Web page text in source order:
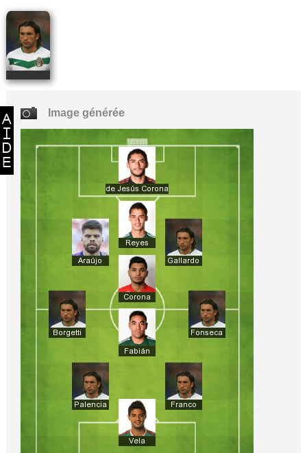
Image générée